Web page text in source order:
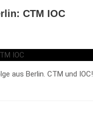
CTM IOC
aus Berlin. CTM und IOC!